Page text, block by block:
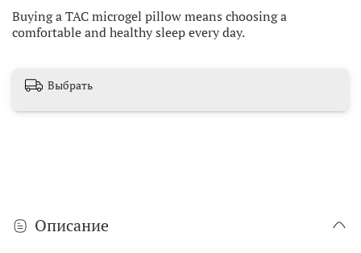
Buying a TAC microgel pillow means choosing a
comfortable and healthy sleep every day.
Выбрать
Описание